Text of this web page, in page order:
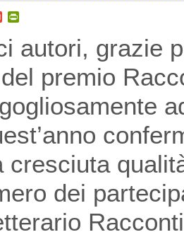
Gmail
autori, grazie
premio
cresciuta
dei